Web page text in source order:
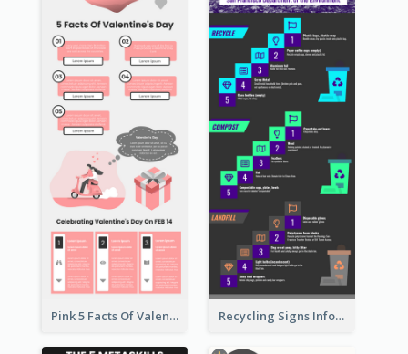
Pink 5 Facts Of Valentine's Day Infographic Recycling Signs Infographic